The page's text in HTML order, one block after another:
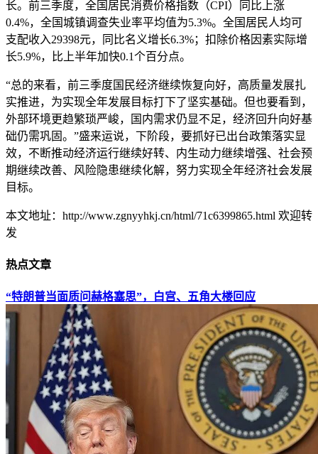
长。前三季度，全国居民消费价格指数（CPI）同比上涨
0.4%，全国城镇调查失业率平均值为5.3%。全国居民人均可
支配收入29398元，同比名义增长6.3%；扣除价格因素实际增
长5.9%，比上半年加快0.1个百分点。
“总的来看，前三季度国民经济继续恢复向好，高质量发展扎
实推进，为实现全年发展目标打下了坚实基础。但也要看到，
外部环境更趋繁琐严峻，国内需求仍显不足，经济回升向好基
础仍需巩固。”盛来运说，下阶段，要抓好已出台政策落实显
效，不断推动经济运行继续好转、内生动力继续增强、社会预
期继续改善、风险隐患继续化解，努力实现全年经济社会发展
目标。
本文地址：http://www.zgnyyhkj.cn/html/71c6399865.html 欢迎转
发
热点文章
“特朗普当面质问赫格塞思”，白宫、五角大楼回应